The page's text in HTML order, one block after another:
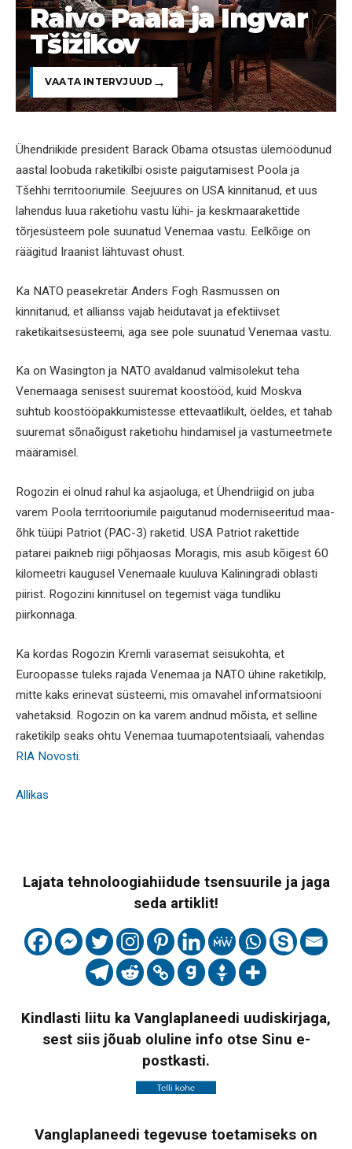
Raivo Paala ja Ingvar
Tšižikov
VAATA INTERVJUUD
Ühendriikide president Barack Obama otsustas ülemöödunud
aastal loobuda raketikilbi osiste paigutamisest Poola ja
Tšehhi territooriumile. Seejuures on USA kinnitanud, et uus
lahendus luua raketiohu vastu lühi- ja keskmaarakettide
tõrjesüsteem pole suunatud Venemaa vastu. Eelkõige on
räägitud Iraanist lähtuvast ohust.
Ka NATO peasekretär Anders Fogh Rasmussen on
kinnitanud, et allianss vajab heidutavat ja efektiivset
raketikaitsesüsteemi, aga see pole suunatud Venemaa vastu.
Ka on Wasington ja NATO avaldanud valmisolekut teha
Venemaaga senisest suuremat koostööd, kuid Moskva
suhtub koostööpakkumistesse ettevaatlikult, öeldes, et tahab
suuremat sõnaõigust raketiohu hindamisel ja vastumeetmete
määramisel.
Rogozin ei olnud rahul ka asjaoluga, et Ühendriigid on juba
varem Poola territooriumile paigutanud moderniseeritud maa-
õhk tüüpi Patriot (PAC-3) raketid. USA Patriot rakettide
patarei paikneb riigi põhjaosas Moragis, mis asub kõigest 60
kilomeetri kaugusel Venemaale kuuluva Kaliningradi oblasti
piirist. Rogozini kinnitusel on tegemist väga tundliku
piirkonnaga.
Ka kordas Rogozin Kremli varasemat seisukohta, et
Euroopasse tuleks rajada Venemaa ja NATO ühine raketikilp,
mitte kaks erinevat süsteemi, mis omavahel informatsiooni
vahetaksid. Rogozin on ka varem andnud mõista, et selline
raketikilp seaks ohtu Venemaa tuumapotentsiaali, vahendas
RIA Novosti.
Allikas
Lajata tehnoloogiahiidude tsensuurile ja jaga
seda artiklit!
Kindlasti liitu ka Vanglaplaneedi uudiskirjaga,
sest siis jõuab oluline info otse Sinu e-
postkasti.
Vanglaplaneedi tegevuse toetamiseks on